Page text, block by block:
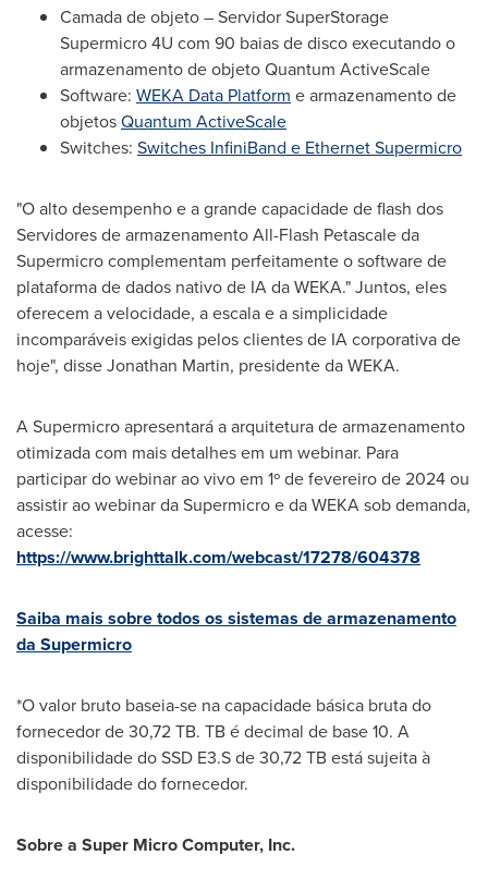
Camada de objeto – Servidor SuperStorage
Supermicro 4U com 90 baias de disco executando o
armazenamento de objeto Quantum ActiveScale
Software: WEKA Data Platform e armazenamento de
objetosQuantum ActiveScale
Switches: Switches InfiniBand e Ethernet Supermicro
"O alto desempenho e a grande capacidade de flash dos
Servidores de armazenamento All-Flash Petascale da
Supermicro complementam perfeitamente o software de
plataforma de dados nativo de IA da WEKA." Juntos, eles
oferecem a velocidade, a escala e a simplicidade
incomparáveis exigidas pelos clientes de IA corporativa de
hoje", disseJonathan Martin, presidente da WEKA.
A Supermicro apresentará a arquitetura de armazenamento
otimizada com mais detalhes em um webinar. Para
participar do webinar ao vivo em 1º de fevereiro de 2024 ou
assistir ao webinar da Supermicro e da WEKA sob demanda,
acesse:
https://www.brighttalk.com/webcast/17278/604378
Saiba mais sobre todos os sistemas de armazenamento
da Supermicro
*O valor bruto baseia-se na capacidade básica bruta do
fornecedor de 30,72 TB. TB é decimal de base 10. A
disponibilidade do SSD E3.S de 30,72 TB está sujeita à
disponibilidade do fornecedor.
Sobre a Super Micro Computer, Inc.